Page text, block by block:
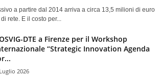
a partire dal 2014 arriva a circa 13,5 milioni di euro
rete. E il costo per...
DTE a Firenze per il Workshop
“Strategic Innovation Agenda
2026